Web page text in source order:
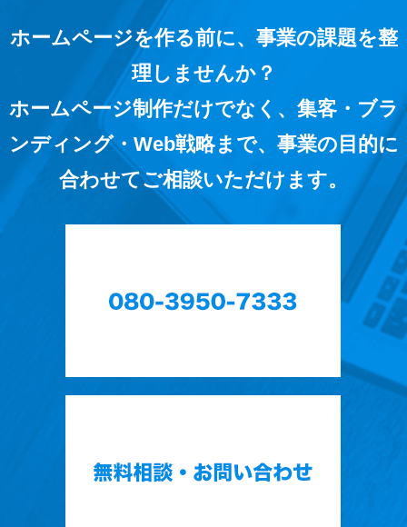
ホームページを作る前に、事業の課題を整
理しませんか？
ホームページ制作だけでなく、集客・ブラ
ンディング・Web戦略まで、事業の目的に
合わせてご相談いただけます。